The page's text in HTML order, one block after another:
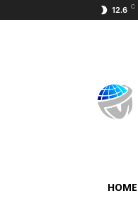
12.6 C
HOME